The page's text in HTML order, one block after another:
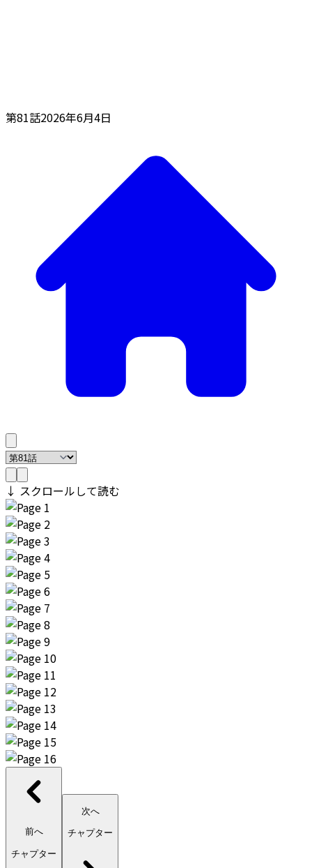
第81話2026年6月4日
↓ スクロールして読む
前へ
チャプター
次へ
チャプター